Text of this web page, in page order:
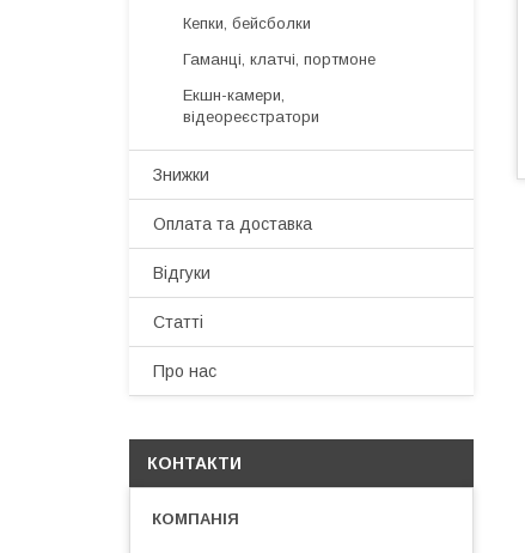
Кепки, бейсболки
Гаманці, клатчі, портмоне
Екшн-камери,
відеореєстратори
Знижки
Оплата та доставка
Відгуки
Статті
Про нас
КОНТАКТИ